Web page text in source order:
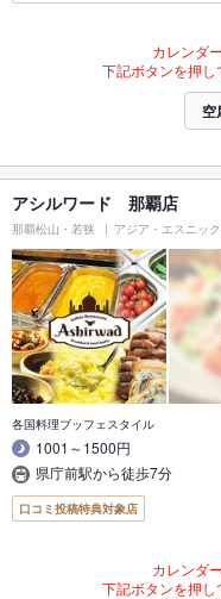
カレンダ
下記ボタンを押し
空
アシルワード 那覇店
那覇松山・若狭 アジア・エスニッ
各国料理ブッフェスタイル
1001～1500円
県庁前駅から徒歩7分
口コミ投稿特典対象店
カレンダ
下記ボタンを押し